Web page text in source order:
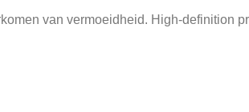
van vermoeidheid. High-definition